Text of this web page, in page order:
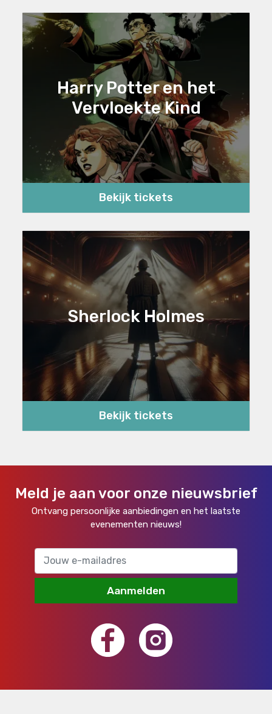
Harry Potter en het
Vervloekte Kind
Bekijk tickets
Sherlock Holmes
Bekijk tickets
Meld je aan voor onze nieuwsbrief
Ontvang persoonlijke aanbiedingen en het laatste
evenementen nieuws!
Aanmelden